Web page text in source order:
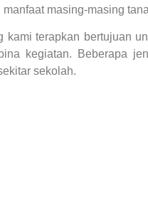
masing-masing
kami terapkan bertujuan
kegiatan. Beberapa
sekolah.